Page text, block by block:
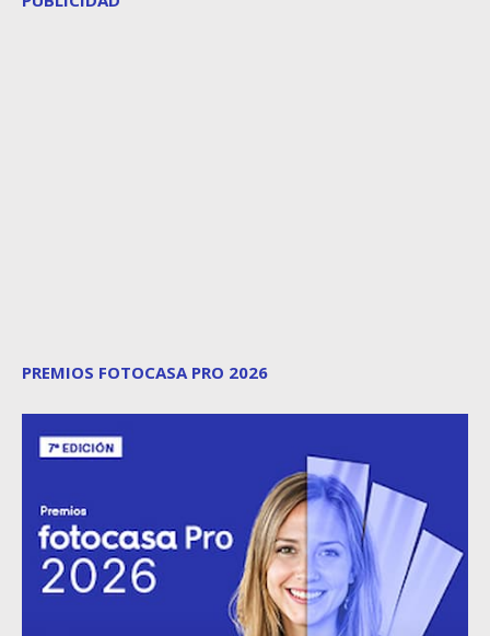
PREMIOS FOTOCASA PRO 2026